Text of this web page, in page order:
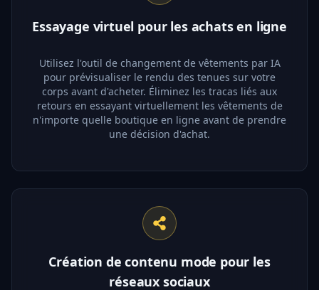
Essayage virtuel pour les achats en ligne
Utilisez l'outil de changement de vêtements par IA
pour prévisualiser le rendu des tenues sur votre
corps avant d'acheter. Éliminez les tracas liés aux
retours en essayant virtuellement les vêtements de
n'importe quelle boutique en ligne avant de prendre
une décision d'achat.
Création de contenu mode pour les
réseaux sociaux